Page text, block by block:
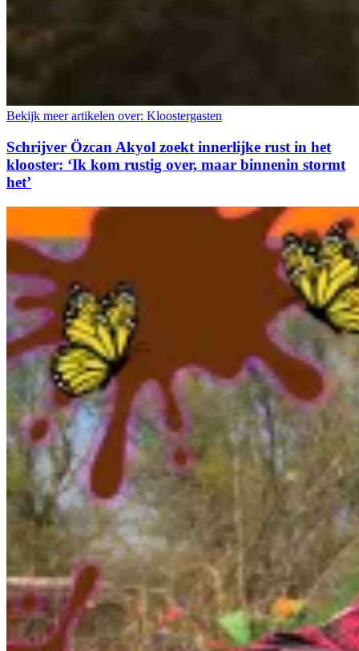
Bekijk meer artikelen over: Kloostergasten
Schrijver Özcan Akyol zoekt innerlijke rust in het
klooster: ‘Ik kom rustig over, maar binnenin stormt
het’